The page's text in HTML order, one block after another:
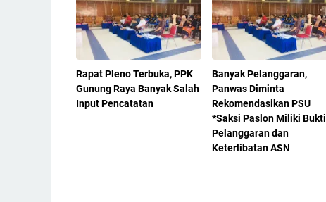
Rapat Pleno Terbuka, PPK
Gunung Raya Banyak Salah
Input Pencatatan
Banyak Pelanggaran,
Panwas Diminta
Rekomendasikan PSU
*Saksi Paslon Miliki Bukti
Pelanggaran dan
Keterlibatan ASN